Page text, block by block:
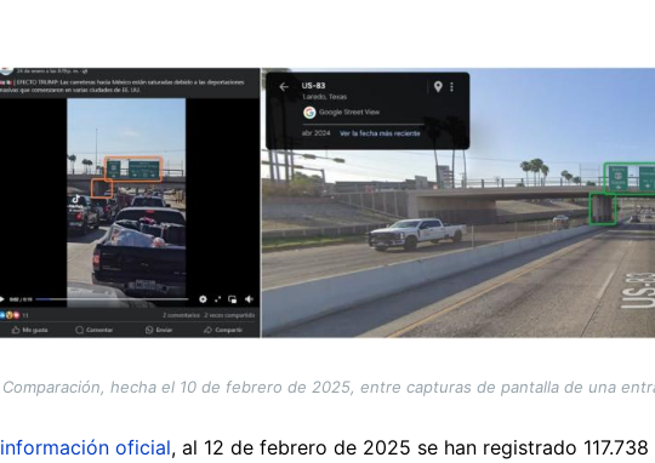
Comparación, hecha el 10 de febrero de 2025, entre capturas de pantalla de una
información oficial, al 12 de febrero de 2025 se han registrado